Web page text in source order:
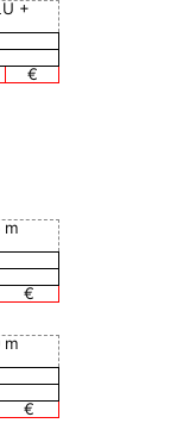
€
€
€